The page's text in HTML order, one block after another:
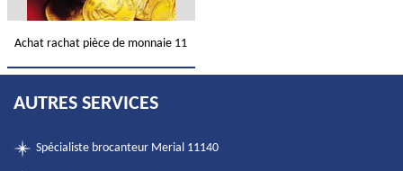
Achat rachat pièce de monnaie 11
AUTRES SERVICES
Spécialiste brocanteur Merial 11140